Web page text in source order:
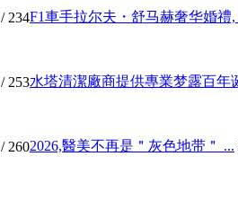
/ 234F1車手拉尔夫・舒马赫奢华婚禮,
/ 253水塔清潔廠商提供專業梦露百年
/ 2602026,醫美不再是＂灰色地带＂ ...